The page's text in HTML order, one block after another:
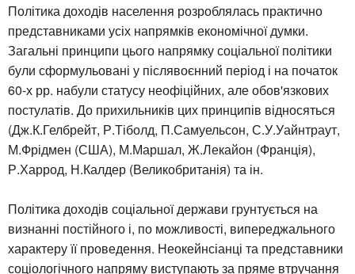
Політика доходів населення розроблялась практично
представниками усіх напрямків економічної думки.
Загальні принципи цього напрямку соціальної політики
були сформульовані у післявоєнний період і на початок
60-х рр. набули статусу неофіційних, але обов'язкових
постулатів. До прихильників цих принципів відносяться
(Дж.К.Гелбрейт, Р.Тіболд, П.Самуельсон, С.У.Уайнтраут,
М.Фрідмен (США), М.Маршал, Ж.Лекайон (Франція),
Р.Харрод, Н.Калдер (Великобританія) та ін.
Політика доходів соціальної держави грунтується на
визнанні постійного і, по можливості, випереджального
характеру її проведення. Неокейнсіанці та представники
соціологічного напряму виступають за пряме втручання